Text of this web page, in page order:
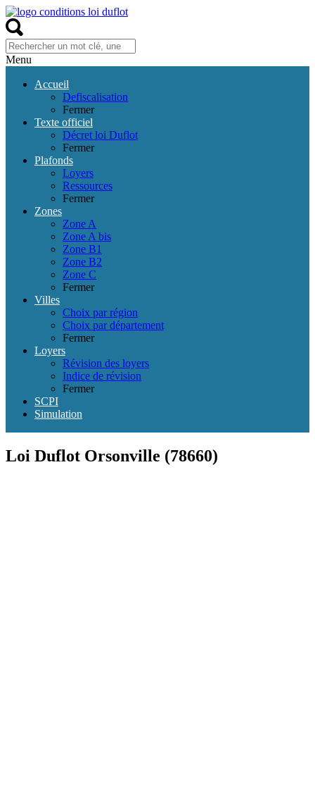
Menu
Accueil
Defiscalisation
Fermer
Texte officiel
Décret loi Duflot
Fermer
Plafonds
Loyers
Ressources
Fermer
Zones
Zone A
Zone A bis
Zone B1
Zone B2
Zone C
Fermer
Villes
Choix par région
Choix par département
Fermer
Loyers
Révision des loyers
Indice de révision
Fermer
SCPI
Simulation
Loi Duflot Orsonville (78660)